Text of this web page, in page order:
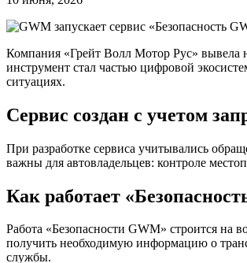
Компания «Грейт Волл Мотор Рус» вывела
инструмент стал частью цифровой
ситуациях.
Сервис создан с учетом
При разработке сервиса учитывались
важны для автовладельцев: контроле
Как работает
Работа «Безопасности GWM» строится на
получить необходимую информацию о
службы.